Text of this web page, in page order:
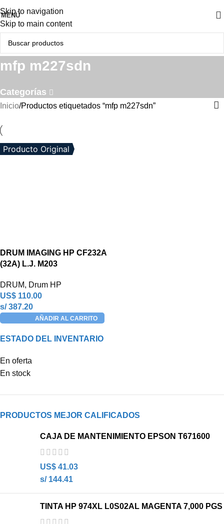
Skip to navigation
Skip to main content
MENÚ
mfp m227sdn
Categorías
ESTADO DEL INVENTARIO
En oferta
En stock
PRODUCTOS MEJOR CALIFICADOS
CAJA DE MANTENIMIENTO EPSON T671600
US$ 41.03
s/ 144.41
TINTA HP 974XL L0S02AL MAGENTA 7,000 PGS
Inicio Productos etiquetados “mfp m227sdn”
Producto Original
DRUM IMAGING HP CF232A
(32A) L.J. M203
DRUM, Drum HP
US$ 110.00
s/ 387.20
AÑADIR AL CARRITO